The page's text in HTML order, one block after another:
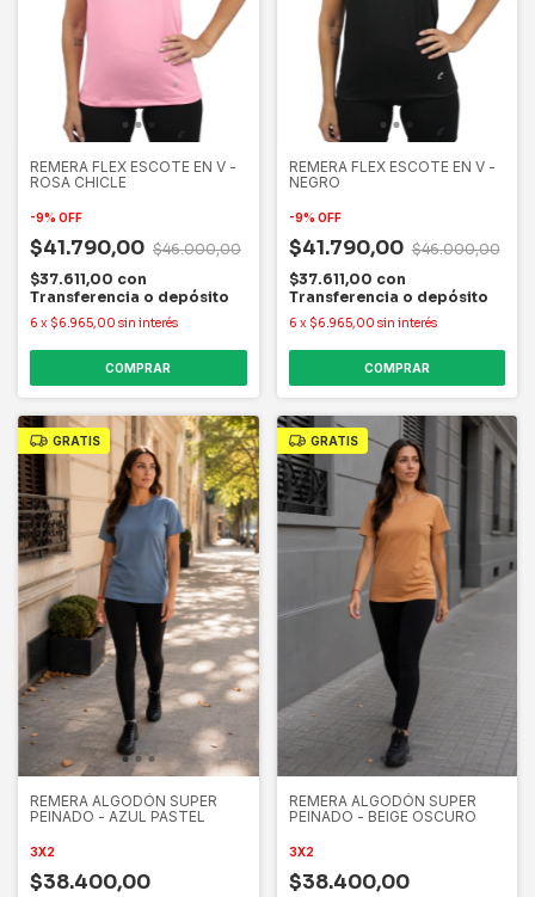
REMERA FLEX ESCOTE EN V -
ROSA CHICLE
-9% OFF
$41.790,00 $46.000,00
$37.611,00 con
Transferencia o depósito
6 x $6.965,00 sin interés
COMPRAR
REMERA FLEX ESCOTE EN V -
NEGRO
-9% OFF
$41.790,00 $46.000,00
$37.611,00 con
Transferencia o depósito
6 x $6.965,00 sin interés
COMPRAR
GRATIS
REMERA ALGODÓN SUPER
PEINADO - AZUL PASTEL
3X2
$38.400,00
GRATIS
REMERA ALGODÓN SUPER
PEINADO - BEIGE OSCURO
3X2
$38.400,00